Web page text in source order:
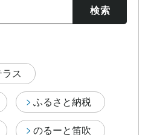
ス
ふるさと納税
のるーと笛吹